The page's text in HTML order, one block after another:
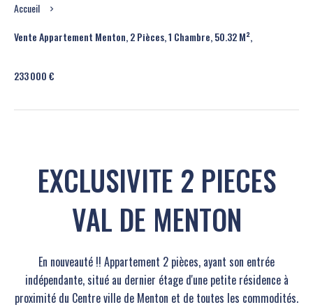
Accueil
Vente Appartement Menton, 2 Pièces, 1 Chambre, 50.32 M²,
233 000 €
EXCLUSIVITE 2 PIECES
VAL DE MENTON
En nouveauté !! Appartement 2 pièces, ayant son entrée
indépendante, situé au dernier étage d'une petite résidence à
proximité du Centre ville de Menton et de toutes les commodités.